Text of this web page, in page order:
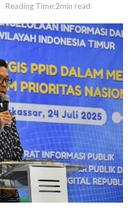
Reading Time:2min read